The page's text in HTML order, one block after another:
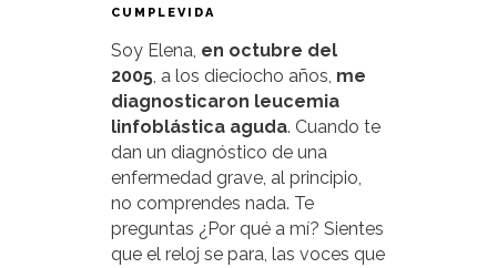
CUMPLEVIDA
Soy Elena, en octubre del
2005, a los dieciocho años, me
diagnosticaron leucemia
linfoblástica aguda. Cuando te
dan un diagnóstico de una
enfermedad grave, al principio,
no comprendes nada. Te
preguntas ¿Por qué a mí? Sientes
que el reloj se para, las voces que